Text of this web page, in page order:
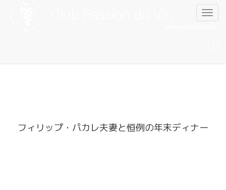
Skip
フィリップ・パカレ夫妻と恒例の年末ディナー